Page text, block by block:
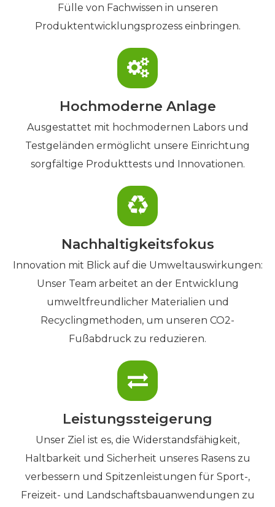
Fülle von Fachwissen in unseren
Produktentwicklungsprozess einbringen.
Hochmoderne Anlage
Ausgestattet mit hochmodernen Labors und
Testgeländen ermöglicht unsere Einrichtung
sorgfältige Produkttests und Innovationen.
Nachhaltigkeitsfokus
Innovation mit Blick auf die Umweltauswirkungen:
Unser Team arbeitet an der Entwicklung
umweltfreundlicher Materialien und
Recyclingmethoden, um unseren CO2-
Fußabdruck zu reduzieren.
Leistungssteigerung
Unser Ziel ist es, die Widerstandsfähigkeit,
Haltbarkeit und Sicherheit unseres Rasens zu
verbessern und Spitzenleistungen für Sport-,
Freizeit- und Landschaftsbauanwendungen zu